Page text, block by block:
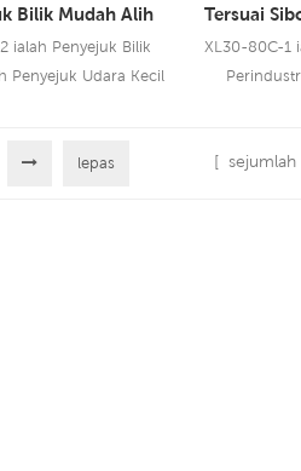
Bilik Mudah Alih
ialah Penyejuk Bilik
Penyejuk Udara Kecil
kawalan jauh.
Tersuai
XL30-80C-1
aplikasi
lepas [ sejumlah